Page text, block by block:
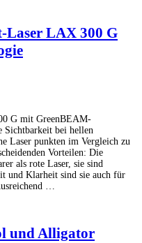
LAX 300 G
G mit GreenBEAM-
Sichtbarkeit bei hellen
Laser punkten im Vergleich zu
Vorteilen: Die
als rote Laser, sie sind
und Klarheit sind sie auch für
…
und Alligator